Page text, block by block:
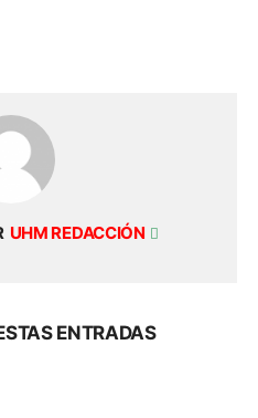
UHM REDACCIÓN
ENTRADAS